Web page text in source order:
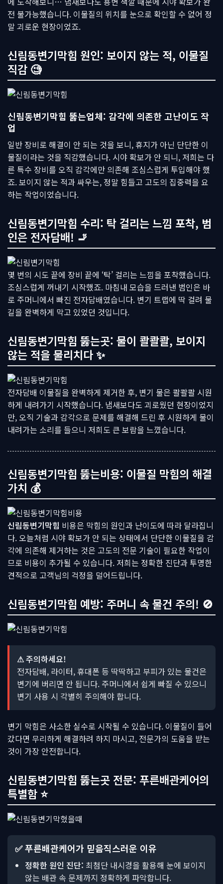
전 불가능했습니다. 이물질의 위치를 눈으로 확인할 수 없어 정
말 괴로운 현장이었죠.
신림동변기막힘 원인: 보이지 않는 적, 이물질
직감 🧐
신림동변기막힘 뚫는업체: 감각에 의존한 고난이도 작
업
일반 장비로 해결이 안 되는 것을 보니, 휴지가 아닌 단단한 이
물질이라는 것을 직감했습니다. 시야 확보가 안 되니, 저희는 다
른 특수 장비를 오직 감각에만 의존해 조심스럽게 투입해야 했
죠. 보이지 않는 적과 싸우는, 정말 힘들고 고도의 집중력을 요
하는 작업이었습니다.
신림동변기막힘 수리: 탁 걸리는 느낌 포착, 범
인은 전자담배! 🚬
몇 번의 시도 끝에 장비 끝에 ‘탁’ 걸리는 느낌을 포착했습니다.
조심스럽게 꺼내기 시작했죠. 마침내 모습을 드러낸 범인은 바
로 주머니에서 빠진 전자담배였습니다. 변기 트랩에 딱 걸려 물
길을 완벽하게 막고 있었던 것입니다.
신림동변기막힘 뚫는곳: 물이 콸콸콸, 보이지
않는 적을 물리치다 ✨
전자담배 이물질을 완벽하게 제거한 후, 변기 물은 콸콸콸 시원
하게 내려가기 시작했습니다. 냄새보다도 괴로웠던 현장이었지
만, 오직 기술과 감각으로 문제를 해결해 드린 후 시원하게 물이
내려가는 소리를 들으니 저희도 큰 보람을 느꼈습니다.
신림동변기막힘 뚫는비용: 이물질 막힘의 해결
가치 💰
신림동변기막힘 비용은 막힘의 원인과 난이도에 따라 달라집니
다. 오늘처럼 시야 확보가 안 되는 상태에서 단단한 이물질을 감
각에 의존해 제거하는 것은 고도의 전문 기술이 필요한 작업이
므로 비용이 추가될 수 있습니다. 저희는 정확한 진단과 투명한
견적으로 고객님의 걱정을 덜어드립니다.
신림동변기막힘 예방: 주머니 속 물건 주의! 🚫
⚠ 주의하세요!
전자담배, 라이터, 휴대폰 등 딱딱하고 부피가 있는 물건은
변기에 버리면 안 됩니다. 주머니에서 쉽게 빠질 수 있으니
변기 사용 시 각별히 주의해야 합니다.
변기 막힘은 사소한 실수로 시작될 수 있습니다. 이물질이 들어
갔다면 무리하게 해결하려 하지 마시고, 전문가의 도움을 받는
것이 가장 안전합니다.
신림동변기막힘 뚫는곳 전문: 푸른배관케어의
특별함 ⭐
✅ 푸른배관케어가 믿음직스러운 이유
정확한 원인 진단: 최첨단 내시경을 활용해 눈에 보이지
않는 배관 속 문제까지 정확하게 파악합니다.